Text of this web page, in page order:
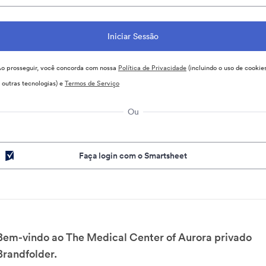
prosseguir, você concorda com nossa Política de Privacidade(incluindo o uso de
outras tecnologias) eTermos de Serviço
Ou
Faça login com o Smartsheet
vindo ao The Medical Center of Aurora privado